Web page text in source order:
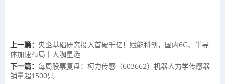
上一篇： 央企基础研究投入首破千亿！赋能科创，国内6G、半导
体加速布局丨大咖星选
下一篇： 每周股票复盘：柯力传感（603662）机器人力学传感器
销量超1500只